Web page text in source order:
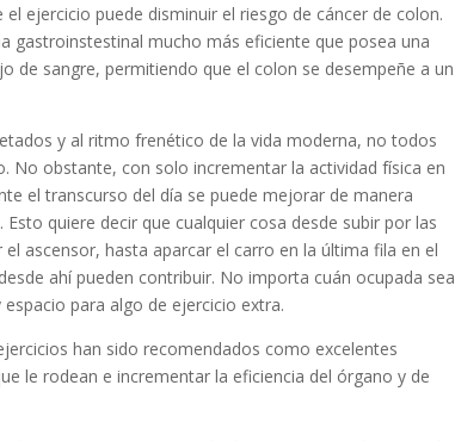
ejercicio puede disminuir el riesgo de cáncer de colon.
gastroinstestinal mucho más eficiente que posea una
de sangre, permitiendo que el colon se desempeñe a un
y al ritmo frenético de la vida moderna, no todos
No obstante, con solo incrementar la actividad física en
el transcurso del día se puede mejorar de manera
Esto quiere decir que cualquier cosa desde subir por las
el ascensor, hasta aparcar el carro en la última fila en el
ahí pueden contribuir. No importa cuán ocupada sea
para algo de ejercicio extra.
han sido recomendados como excelentes
le rodean e incrementar la eficiencia del órgano y de